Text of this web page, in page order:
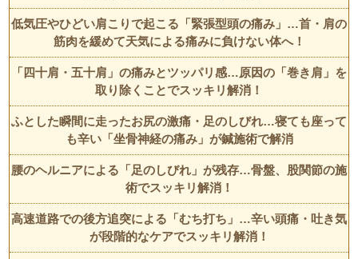
低気圧やひどい肩こりで起こる「緊張型頭の痛み」…首・肩の
筋肉を緩めて天気による痛みに負けない体へ！
「四十肩・五十肩」の痛みとツッパリ感…原因の「巻き肩」を
取り除くことでスッキリ解消！
ふとした瞬間に走ったお尻の激痛・足のしびれ…寝ても座って
も辛い「坐骨神経の痛み」が鍼施術で解消
腰のヘルニアによる「足のしびれ」が残存…骨盤、股関節の施
術でスッキリ解消！
高速道路での後方追突による「むち打ち」…辛い頭痛・吐き気
が段階的なケアでスッキリ解消！